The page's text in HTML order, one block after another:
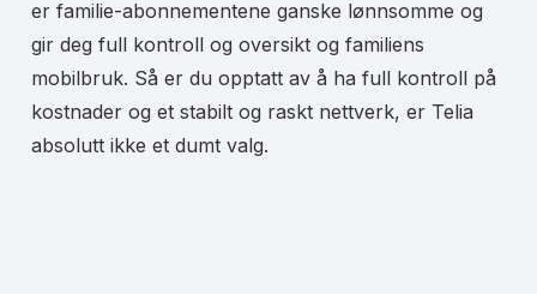
er familie-abonnementene ganske lønnsomme og
gir deg full kontroll og oversikt og familiens
mobilbruk. Så er du opptatt av å ha full kontroll på
kostnader og et stabilt og raskt nettverk, er Telia
absolutt ikke et dumt valg.